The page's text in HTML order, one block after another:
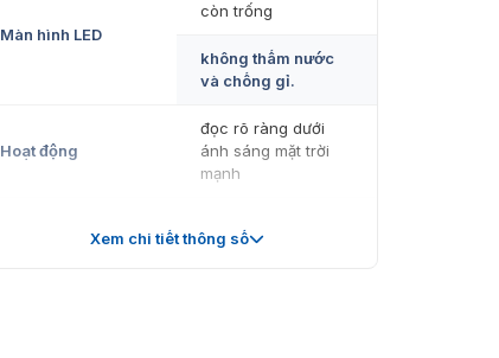
Màn hình LED
còn trống
không thấm nước
và chống gỉ.
Hoạt động
đọc rõ ràng dưới
ánh sáng mặt trời
mạnh
vào bãi gửi xe
Xem chi tiết thông số